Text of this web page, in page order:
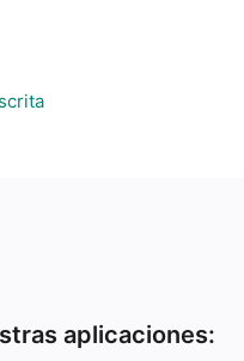
aplicaciones: